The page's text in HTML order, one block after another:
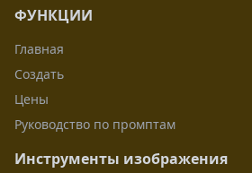
ФУНКЦИИ
Главная
Создать
Цены
Руководство по промптам
Инструменты изображения